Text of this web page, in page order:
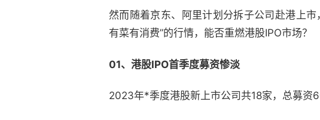
然而随着京东、阿里计划分拆子公司赴港上
有菜有消费”的行情，能否重燃港股IPO市场？
01、港股IPO首季度募资惨淡
2023年*季度港股新上市公司共18家，总募资